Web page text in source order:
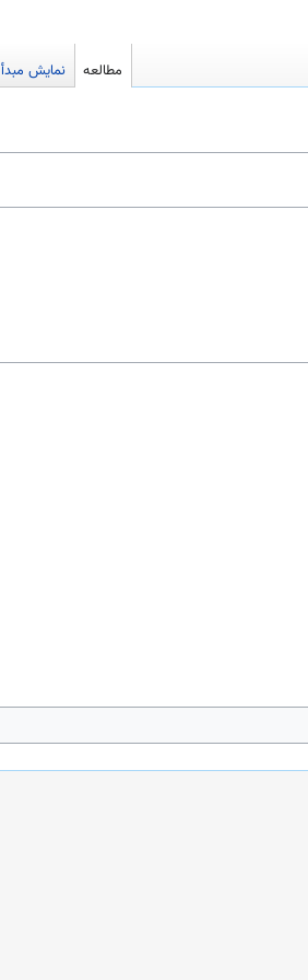
مطالعه نمایش مبدأ